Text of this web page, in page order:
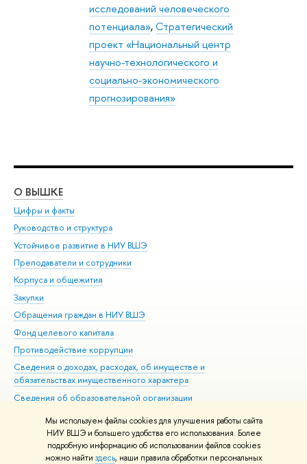
Мы используем файлы cookies для улучшения работы сайта
НИУ ВШЭ и большего удобства его использования. Более
подробную информацию об использовании файлов cookies
можно найти здесь, наши правила обработки персональных
исследований человеческого
потенциала»,Стратегический
проект «Национальный центр
научно-технологического и
социально-экономического
прогнозирования»
О ВЫШКЕ
Цифры и факты
Руководство и структура
Устойчивое развитие в НИУ ВШЭ
Преподаватели и сотрудники
Корпуса и общежития
Закупки
Обращения граждан в НИУ ВШЭ
Фонд целевого капитала
Противодействие коррупции
Сведения о доходах, расходах, об имуществе и
обязательствах имущественного характера
Сведения об образовательной организации
Людям с ограниченными возможностями здоровья
Единая платежная страница
Работа в Вышке